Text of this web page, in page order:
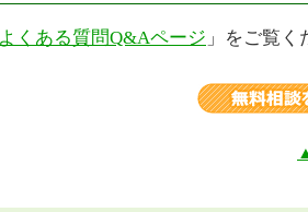
よくある質問Q&Aページ 」をご覧く